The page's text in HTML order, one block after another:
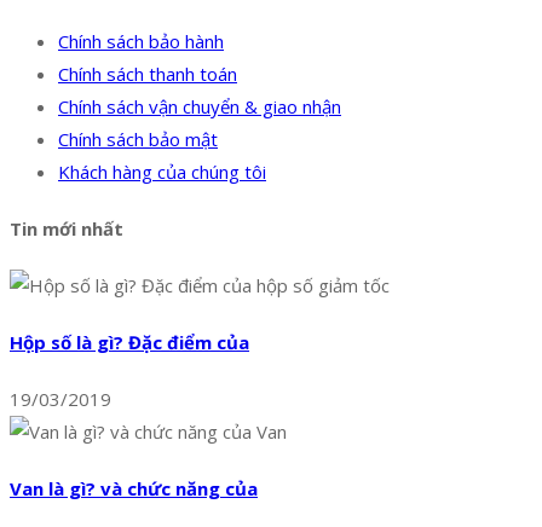
Chính sách bảo hành
Chính sách thanh toán
Chính sách vận chuyển & giao nhận
Chính sách bảo mật
Khách hàng của chúng tôi
Tin mới nhất
Hộp số là gì? Đặc điểm của
19/03/2019
Van là gì? và chức năng của